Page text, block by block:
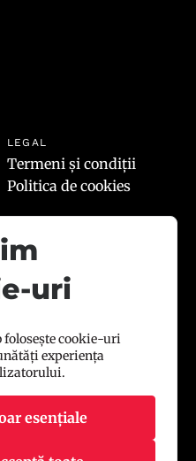
LEGAL
Termeni și condiții
Politica de cookies
BRD GROUPE SOCIÉTÉ
uri
folosește cookie-uri
experiența
esențiale